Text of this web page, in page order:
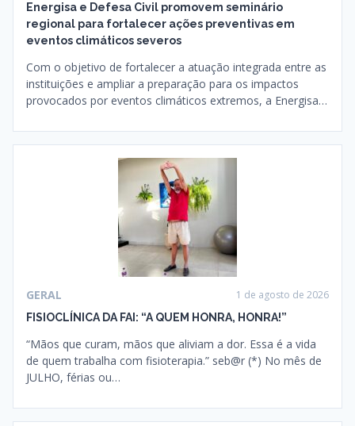
Energisa e Defesa Civil promovem seminário
regional para fortalecer ações preventivas em
eventos climáticos severos
Com o objetivo de fortalecer a atuação integrada entre as
instituições e ampliar a preparação para os impactos
provocados por eventos climáticos extremos, a Energisa…
GERAL 1 de agosto de 2026
FISIOCLÍNICA DA FAI: “A QUEM HONRA, HONRA!”
“Mãos que curam, mãos que aliviam a dor. Essa é a vida
de quem trabalha com fisioterapia.” seb@r (*) No mês de
JULHO, férias ou…